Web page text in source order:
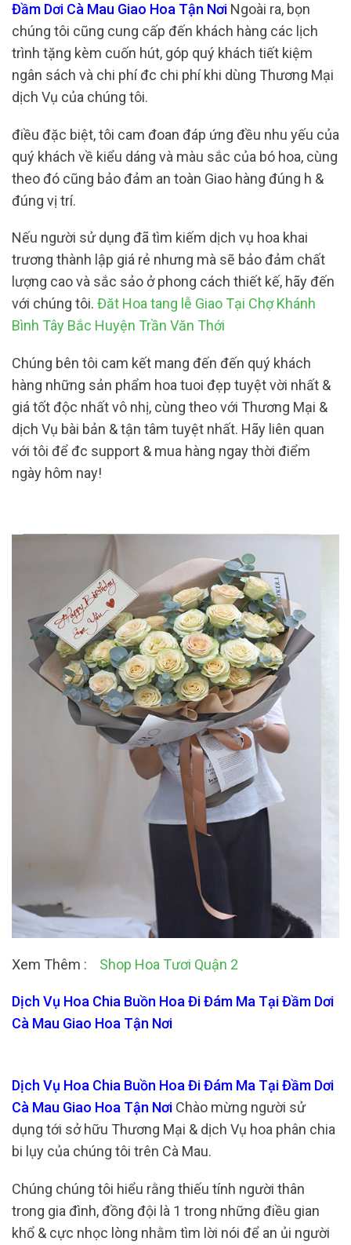
Đầm Dơi Cà Mau Giao Hoa Tận Nơi Ngoài ra, bọn
chúng tôi cũng cung cấp đến khách hàng các lịch
trình tặng kèm cuốn hút, góp quý khách tiết kiệm
ngân sách và chi phí đc chi phí khi dùng Thương Mại
dịch Vụ của chúng tôi.
điều đặc biệt, tôi cam đoan đáp ứng đều nhu yếu của
quý khách về kiểu dáng và màu sắc của bó hoa, cùng
theo đó cũng bảo đảm an toàn Giao hàng đúng h &
đúng vị trí.
Nếu người sử dụng đã tìm kiếm dịch vụ hoa khai
trương thành lập giá rẻ nhưng mà sẽ bảo đảm chất
lượng cao và sắc sảo ở phong cách thiết kế, hãy đến
với chúng tôi. Đăt Hoa tang lễ Giao Tại Chợ Khánh
Bình Tây Bắc Huyện Trần Văn Thới
Chúng bên tôi cam kết mang đến đến quý khách
hàng những sản phẩm hoa tuoi đẹp tuyệt vời nhất &
giá tốt độc nhất vô nhị, cùng theo với Thương Mại &
dịch Vụ bài bản & tận tâm tuyệt nhất. Hãy liên quan
với tôi để đc support & mua hàng ngay thời điểm
ngày hôm nay!
Xem Thêm : Shop Hoa Tươi Quận 2
Dịch Vụ Hoa Chia Buồn Hoa Đi Đám Ma Tại Đầm Dơi
Cà Mau Giao Hoa Tận Nơi
Dịch Vụ Hoa Chia Buồn Hoa Đi Đám Ma Tại Đầm Dơi
Cà Mau Giao Hoa Tận Nơi Chào mừng người sử
dụng tới sở hữu Thương Mại & dịch Vụ hoa phân chia
bi lụy của chúng tôi trên Cà Mau.
Chúng chúng tôi hiểu rằng thiếu tính người thân
trong gia đình, đồng đội là 1 trong những điều gian
khổ & cực nhọc lòng nhằm tìm lời nói để an ủi người